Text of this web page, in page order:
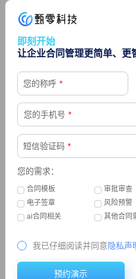
管理的基础。企业应与合作伙伴
行情况，并解决可能出现的问题
少合同纠纷和风险。
上一篇： 工程合同管理软件的几
下一篇：管理合同的软件有哪些功
精
即刻开始
让企业合同管理更简单、更
您的称呼 *
您的手机号 *
短信验证码 *
您的需求：
合同模板 审批审查
电子签章
风险预警
ai合同相关
其他合同
我已仔细阅读并同意隐私声
预约演示